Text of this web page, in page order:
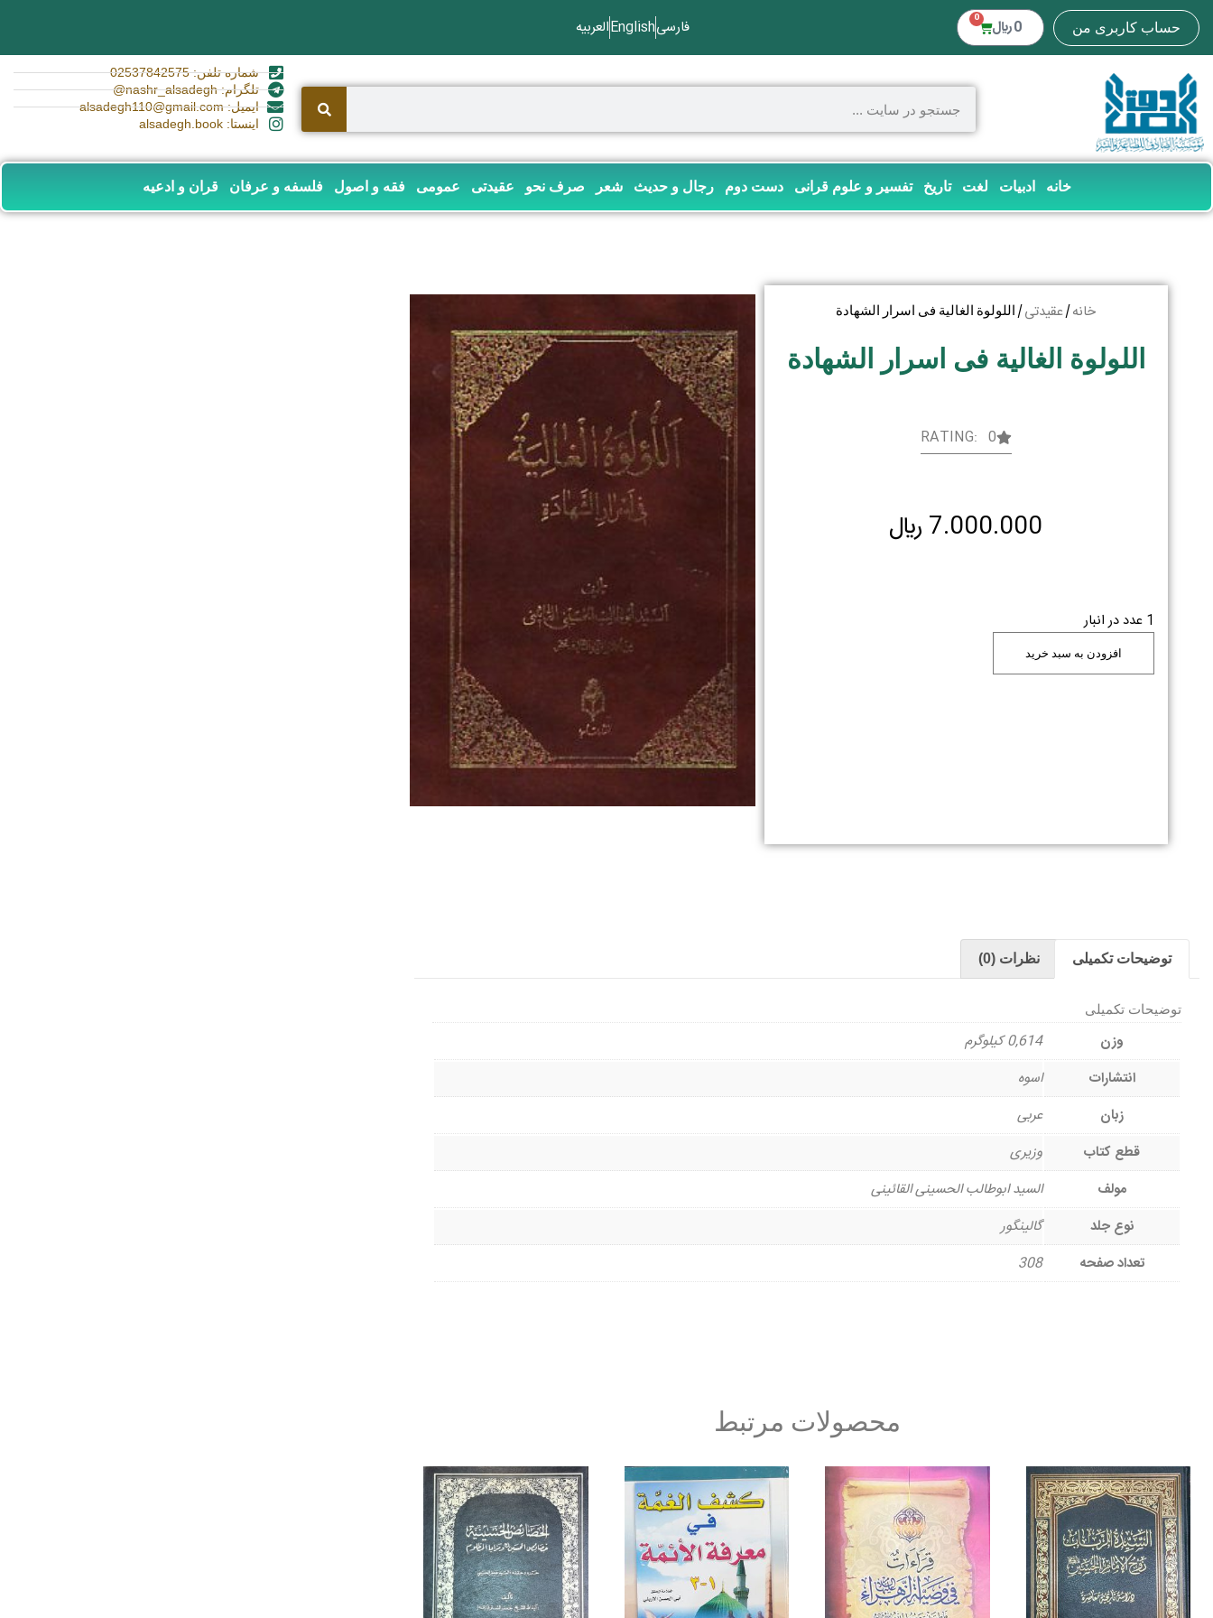
حساب کاربری من 0 ﷼ 0 فارسیEnglishالعربیه
شماره تلفن: 02537842575
تلگرام: nashr_alsadegh@
ایمیل: alsadegh110@gmail.com
اینستا: alsadegh.book
خانه ادبیات لغت تاریخ تفسیر و علوم قرانی دست دوم رجال و حدیث شعر صرف نحو عقیدتی عمومی فقه و اصول فلسفه و عرفان قران و ادعیه
خانه/عقیدتی/ اللولوة الغالیة فی اسرار الشهادة
اللولوة الغالیة فی اسرار الشهادة
RATING: 0
7.000.000 ﷼
1 عدد در انبار
افزودن به سبد خرید
توضیحات تکمیلی نظرات (0)
توضیحات تکمیلی
وزن
0,614 کیلوگرم
انتشارات
اسوه
زبان
عربی
قطع کتاب
وزیری
مولف
السید ابوطالب الحسینی القائینی
نوع جلد
گالینگور
تعداد صفحه
308
محصولات مرتبط